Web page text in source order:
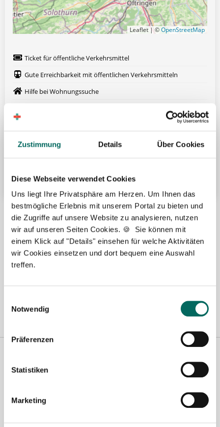
Zustimmung Details Über Cookies
Diese Webseite verwendet Cookies
Uns liegt Ihre Privatsphäre am Herzen. Um Ihnen das
bestmögliche Erlebnis mit unserem Portal zu bieten und
die Zugriffe auf unsere Website zu analysieren, nutzen
wir auf unseren Seiten Cookies. 🍪 Sie können mit
einem Klick auf "Details" einsehen für welche Aktivitäten
wir Cookies einsetzen und dort bequem eine Auswahl
treffen.
Notwendig
Präferenzen
Statistiken
Marketing
Leaflet | ©OpenStreetMap
Ticket für öffentliche Verkehrsmittel
Gute Erreichbarkeit mit öffentlichen Verkehrsmitteln
Hilfe bei Wohnungssuche
Betriebliche Altersvorsorge
Fort- und Weiterbildung
Weitere attraktive Merkmale
Hier finden Sie aktuelle Stellenangebote in Ihrer
Wunschregion:
Berlin|Biberach |Dinslaken| Dortmund|Erfurt|Essen |Fürth|
Hamburg | Hannover |Heilbronn |Ingolstadt| Kassel |Lübeck|
Pforzheim|Schweinfurt|Stendal|Stuttgart|Waren|Wiesbaden|